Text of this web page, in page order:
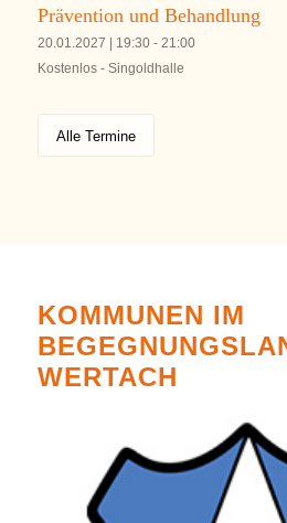
Prävention und Behandlung
20.01.2027 | 19:30- 21:00
Kostenlos- Singoldhalle
Alle Termine
KOMMUNEN IM
WERTACH